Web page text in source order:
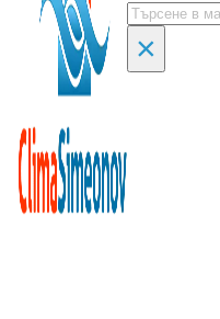
Търсене
×